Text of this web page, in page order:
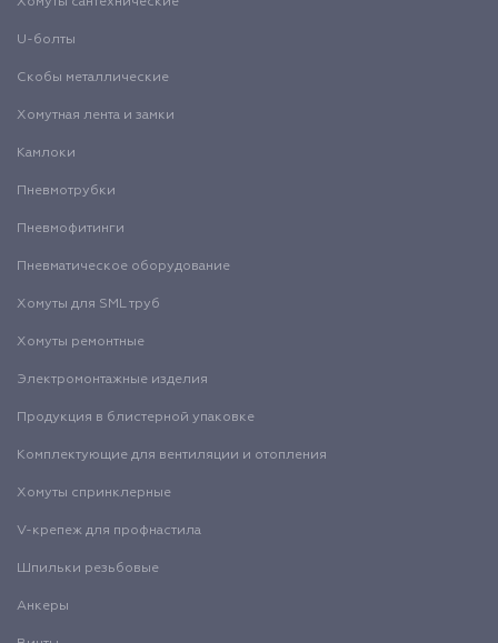
U-болты
Скобы металлические
Хомутная лента и замки
Камлоки
Пневмотрубки
Пневмофитинги
Пневматическое оборудование
Хомуты для SML труб
Хомуты ремонтные
Электромонтажные изделия
Продукция в блистерной упаковке
Комплектующие для вентиляции и отопления
Хомуты спринклерные
V-крепеж для профнастила
Шпильки резьбовые
Анкеры